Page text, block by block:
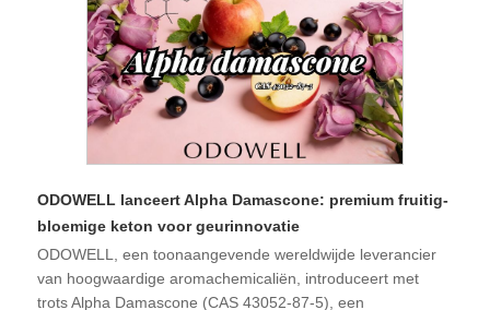
ODOWELL lanceert Alpha Damascone: premium fruitig-
bloemige keton voor geurinnovatie
ODOWELL, een toonaangevende wereldwijde leverancier
van hoogwaardige aromachemicaliën, introduceert met
trots Alpha Damascone (CAS 43052-87-5), een